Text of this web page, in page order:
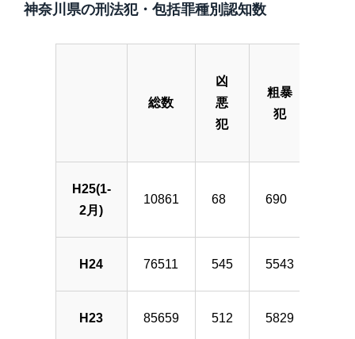
神奈川県の刑法犯・包括罪種別認知数
総数
凶
悪
犯
粗暴
犯
H25(1-
2月)
10861 68 690
H24 76511 545 5543
H23 85659 512 5829